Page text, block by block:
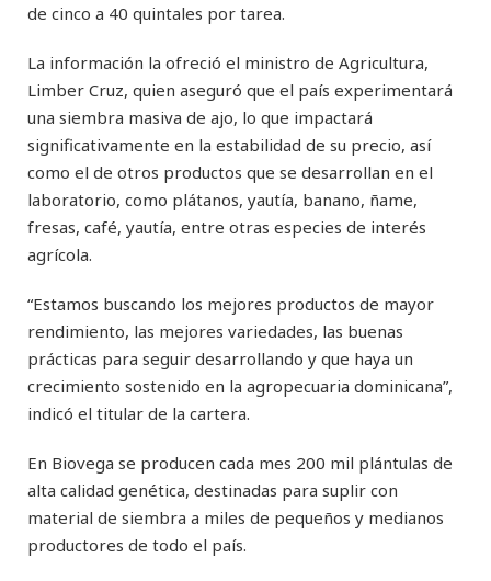
de cinco a 40 quintales por tarea.
La información la ofreció el ministro de Agricultura,
Limber Cruz, quien aseguró que el país experimentará
una siembra masiva de ajo, lo que impactará
significativamente en la estabilidad de su precio, así
como el de otros productos que se desarrollan en el
laboratorio, como plátanos, yautía, banano, ñame,
fresas, café, yautía, entre otras especies de interés
agrícola.
“Estamos buscando los mejores productos de mayor
rendimiento, las mejores variedades, las buenas
prácticas para seguir desarrollando y que haya un
crecimiento sostenido en la agropecuaria dominicana”,
indicó el titular de la cartera.
En Biovega se producen cada mes 200 mil plántulas de
alta calidad genética, destinadas para suplir con
material de siembra a miles de pequeños y medianos
productores de todo el país.